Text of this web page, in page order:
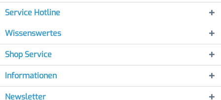
Service Hotline
Wissenswertes
Shop Service
Informationen
Newsletter